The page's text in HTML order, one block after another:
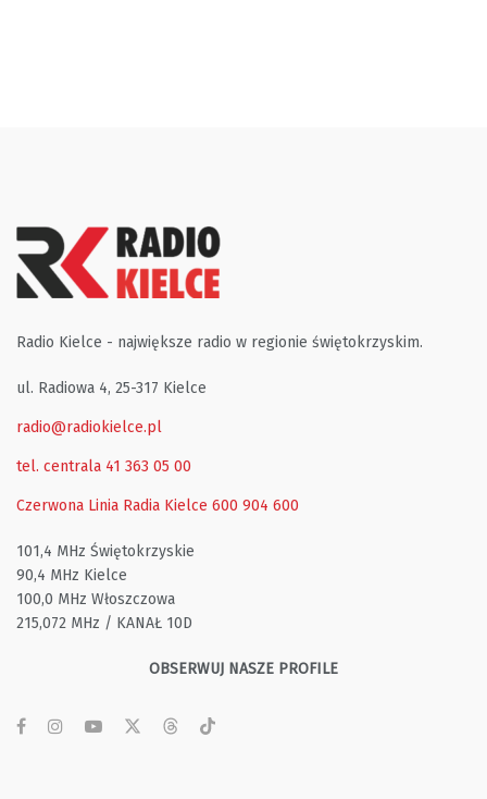
Radio Kielce - największe radio w regionie świętokrzyskim.
ul. Radiowa 4, 25-317 Kielce
radio@radiokielce.pl
tel. centrala 41 363 05 00
Czerwona Linia Radia Kielce 600 904 600
101,4 MHz Świętokrzyskie
90,4 MHz Kielce
100,0 MHz Włoszczowa
215,072 MHz / KANAŁ 10D
OBSERWUJ NASZE PROFILE